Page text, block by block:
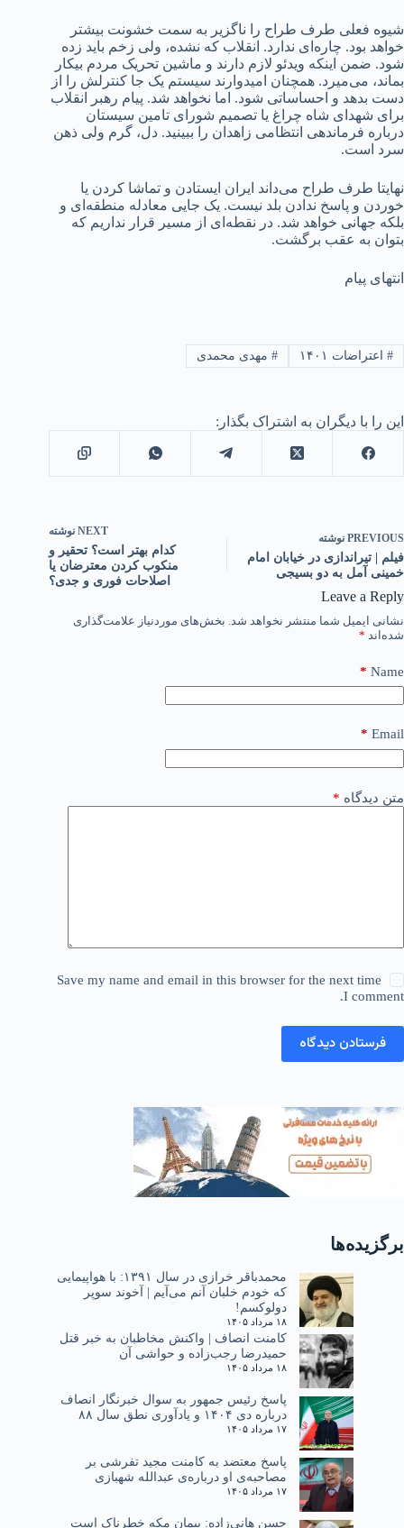
شیوه فعلی طرف طراح را ناگزیر به سمت خشونت بیشتر
خواهد بود. چاره‌ای ندارد. انقلاب که نشده، ولی زخم باید زده
شود. ضمن اینکه ویدئو لازم دارند و ماشین تحریک مردم بیکار
بماند، می‌میرد. همچنان امیدوارند سیستم یک جا کنترلش را از
دست بدهد و احساساتی شود. اما نخواهد شد. پیام رهبر انقلاب
برای شهدای شاه چراغ یا تصمیم شورای تامین سیستان
درباره فرماندهی انتظامی زاهدان را ببینید. دل، گرم ولی ذهن
سرد است.
نهایتا طرف طراح می‌داند ایران ایستادن و تماشا کردن یا
خوردن و پاسخ ندادن بلد نیست. یک جایی معادله منطقه‌ای و
بلکه جهانی خواهد شد. در نقطه‌ای از مسیر قرار نداریم که
بتوان به عقب برگشت.
انتهای پیام
#اعتراضات ۱۴۰۱ #مهدی محمدی
این را با دیگران به اشتراک بگذار:
PREVIOUS نوشته
فیلم | تیراندازی در خیابان امام
خمینی آمل به دو بسیجی
NEXT نوشته
کدام بهتر است؟ تحقیر و
منکوب کردن معترضان یا
اصلاحات فوری و جدی؟
Leave a Reply
نشانی ایمیل شما منتشر نخواهد شد. بخش‌های موردنیاز علامت‌گذاری
شده‌اند *
Name
*
Email
*
متن دیدگاه *
Save my name and email in this browser for the next time
I comment.
فرستادن دیدگاه
برگزیده‌ها
محمدباقر خرازی در سال ۱۳۹۱: با هواپیمایی
که خودم خلبان آنم می‌آیم | آخوند سوپر
دولوکسم!
۱۸ مرداد ۱۴۰۵
کامنت انصاف | واکنش مخاطبان به خبر قتل
حمیدرضا رجب‌زاده و حواشی آن
۱۸ مرداد ۱۴۰۵
پاسخ رئیس جمهور به سوال خبرنگار انصاف
درباره دی ۱۴۰۴ و یادآوری نطق سال ۸۸
۱۷ مرداد ۱۴۰۵
پاسخ معتضد به کامنت مجید تفرشی بر
مصاحبه‌ی او درباره‌ی عبدالله شهبازی
۱۷ مرداد ۱۴۰۵
حسن هانی‌زاده: پیمان مکه خطرناک است